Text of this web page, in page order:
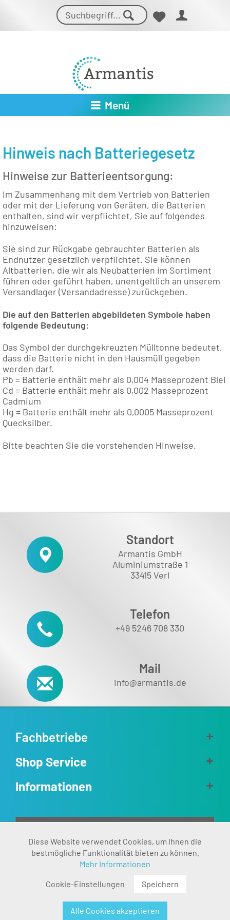
Menü
Hinweis nach Batteriegesetz
Hinweise zur Batterieentsorgung:
Im Zusammenhang mit dem Vertrieb von Batterien
oder mit der Lieferung von Geräten, die Batterien
enthalten, sind wir verpflichtet, Sie auf folgendes
hinzuweisen:
Sie sind zur Rückgabe gebrauchter Batterien als
Endnutzer gesetzlich verpflichtet. Sie können
Altbatterien, die wir als Neubatterien im Sortiment
führen oder geführt haben, unentgeltlich an unserem
Versandlager (Versandadresse) zurückgeben.
Die auf den Batterien abgebildeten Symbole haben
folgende Bedeutung:
Das Symbol der durchgekreuzten Mülltonne bedeutet,
dass die Batterie nicht in den Hausmüll gegeben
werden darf.
Pb = Batterie enthält mehr als 0,004 Masseprozent Blei
Cd = Batterie enthält mehr als 0,002 Masseprozent
Cadmium
Hg = Batterie enthält mehr als 0,0005 Masseprozent
Quecksilber.
Bitte beachten Sie die vorstehenden Hinweise.
Standort
Armantis GmbH
Aluminiumstraße 1
33415 Verl
Telefon
+49 5246 708 330
Mail
info@armantis.de
Fachbetriebe
Shop Service
Informationen
Funktionale Aktiv
Inaktiv
Inaktiv
Personalisierung Inaktiv
Diese Website verwendet Cookies, um Ihnen die
bestmögliche Funktionalität bieten zu können.
Mehr Informationen
Cookie-Einstellungen Speichern
Alle Cookies akzeptieren